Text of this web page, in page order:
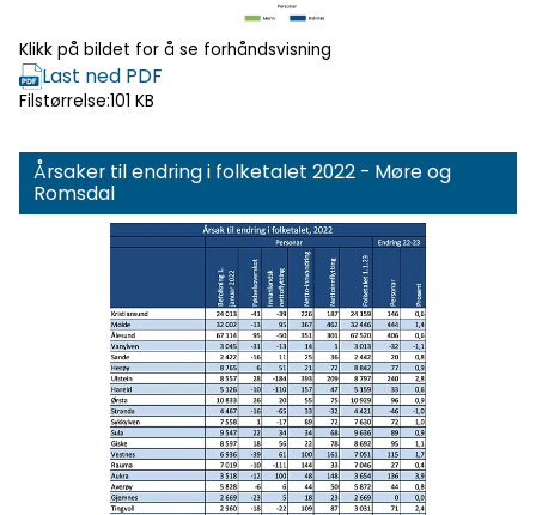
Klikk på bildet for å se forhåndsvisning
Last ned PDF
Filstørrelse:101 KB
Årsaker til endring i folketalet 2022 - Møre og
Romsdal
Klikk for
forhåndsvisning